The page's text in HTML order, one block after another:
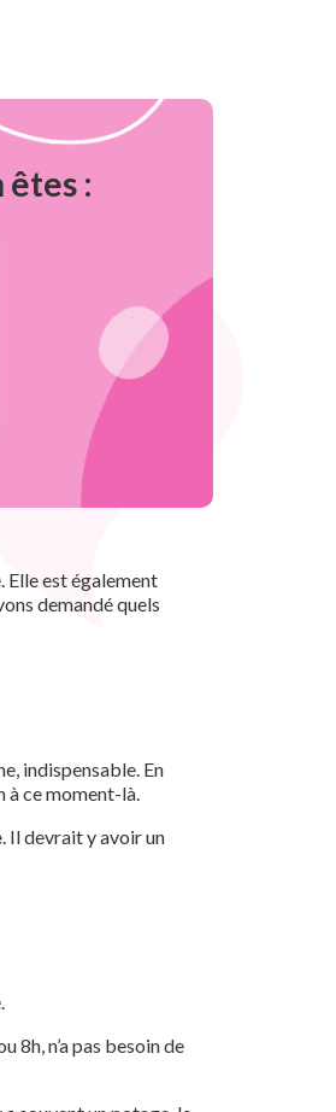
êtes :
Elle est également
demandé quels
indispensable. En
à ce moment-là.
. Il devrait y avoir un
8h, n’a pas besoin de